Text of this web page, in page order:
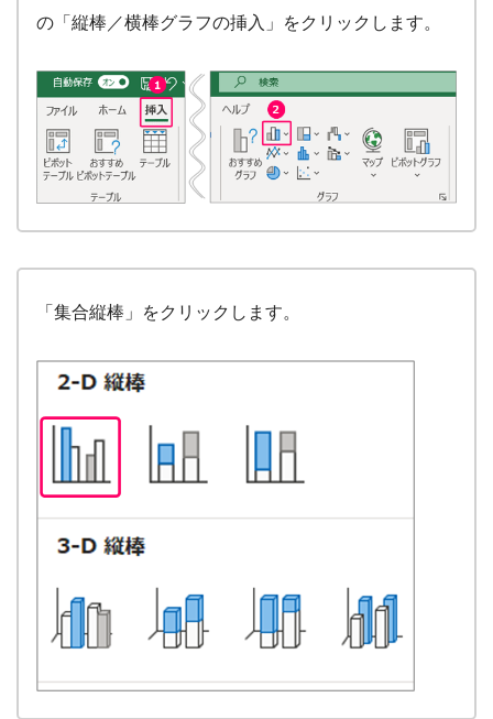
の「縦棒／横棒グラフの挿入」をクリックします。
「集合縦棒」をクリックします。